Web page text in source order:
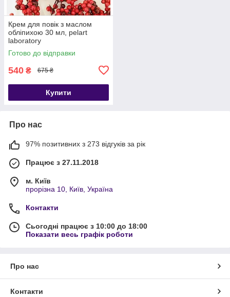
Крем для повік з маслом
обліпихою 30 мл, pelart
laboratory
Готово до відправки
540 ₴ 675 ₴
Купити
Про нас
97% позитивних з 273 відгуків за рік
Працює з 27.11.2018
м. Київ
прорізна 10, Київ, Україна
Контакти
Сьогодні працює з 10:00 до 18:00
Показати весь графік роботи
Про нас
Контакти